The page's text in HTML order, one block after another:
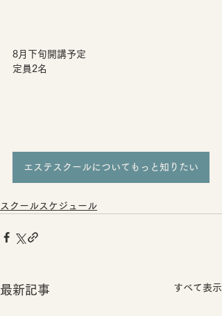
8月下旬開講予定
定員2名
エステスクールについてもっと知りたい
スクールスケジュール
最新記事 すべて表示